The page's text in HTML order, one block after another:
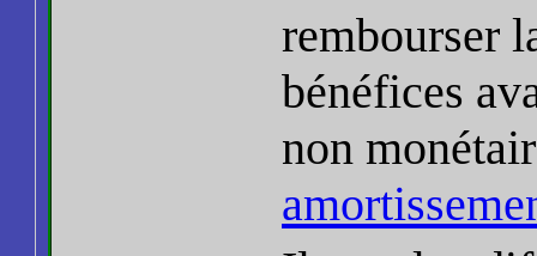
rembourser
bénéfices
non